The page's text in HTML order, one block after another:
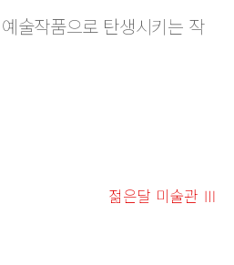
술작품으로 탄생시키는 작
젊은달 미술관 Ⅲ